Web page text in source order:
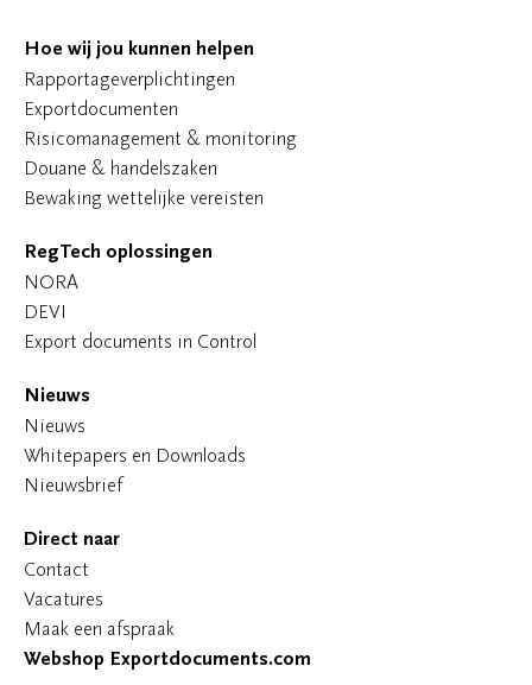
Hoe wij jou kunnen helpen
Rapportageverplichtingen
Exportdocumenten
Risicomanagement & monitoring
Douane & handelszaken
Bewaking wettelijke vereisten
RegTech oplossingen
NORA
DEVI
Export documents in Control
Nieuws
Nieuws
Whitepapers en Downloads
Nieuwsbrief
Direct naar
Contact
Vacatures
Maak een afspraak
Webshop Exportdocuments.com